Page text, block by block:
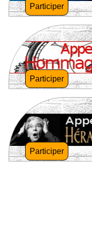
Participer
Participer
Participer